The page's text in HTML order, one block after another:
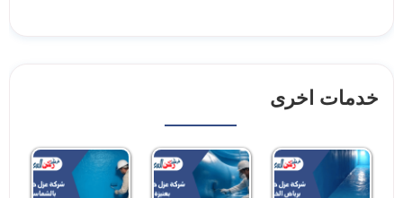
خدمات اخرى